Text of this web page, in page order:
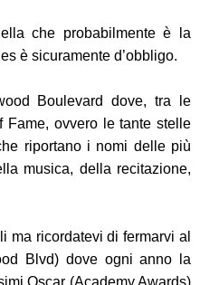
che probabilmente è la
è sicuramente d’obbligo.
Boulevard dove, tra le
Fame, ovvero le tante stelle
riportano i nomi delle più
musica, della recitazione,
ma ricordatevi di fermarvi al
Blvd) dove ogni anno la